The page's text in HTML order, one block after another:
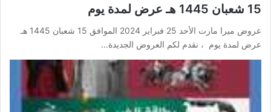
15 شعبان 1445 هـ عرض لمدة يوم
عروض ميرا مارت الأحد 25 فبراير 2024 الموافق 15 شعبان 1445 هـ
عرض لمدة يوم ، نقدم لكم العروض الجديدة…